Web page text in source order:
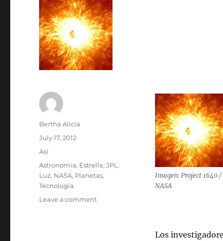
Imagen: Project 1640 /
NASA
Los
Author
Bertha Alicia
Posted
July 17, 2012
Categories
Así
Tags
Astronomía, Estrella,JPL ,
Luz, NASA, Planetas,
Tecnología
Leave a commenton